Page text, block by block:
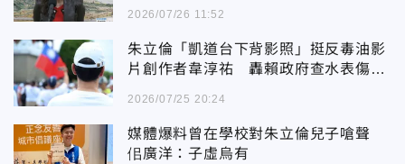
2026/07/26 11:52
朱立倫「凱道台下背影照」挺反毒油影
片創作者韋淳祐 轟賴政府查水表傷害
2026/07/25 20:24
媒體爆料曾在學校對朱立倫兒子嗆聲
佀廣洋：子虛烏有